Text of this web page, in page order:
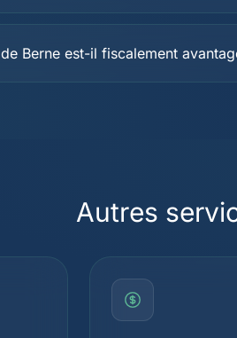
Berne est-il fiscalement
Autres